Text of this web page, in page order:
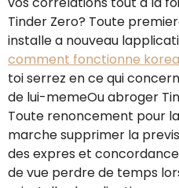
Tinder Zero? Toute
installe a nouveau
comment fonctionne
toi serrez en ce qui
de lui-memeOu abroger
Toute renoncement pour
marche supprimer la
des expres et
de vue perdre de temps